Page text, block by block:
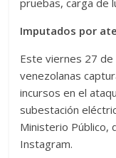
pruebas, carga de
Imputados por
Este viernes 27
venezolanas
incursos en el
subestación
Ministerio Público,
Instagram.